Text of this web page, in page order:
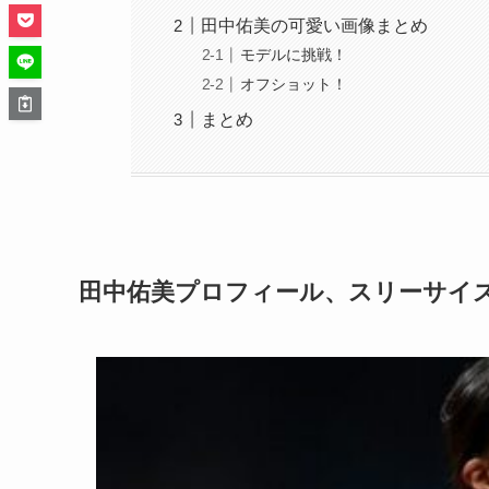
田中佑美の可愛い画像まとめ
モデルに挑戦！
オフショット！
まとめ
田中佑美プロフィール、スリーサイ